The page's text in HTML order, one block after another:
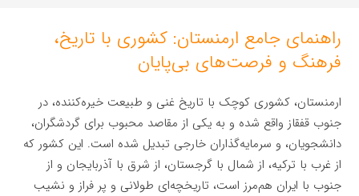
راهنمای جامع ارمنستان: کشوری با تاریخ،
فرهنگ و فرصت‌های بی‌پایان
ارمنستان، کشوری کوچک با تاریخ غنی و طبیعت خیره‌کننده، در
جنوب قفقاز واقع شده و به یکی از مقاصد محبوب برای گردشگران،
دانشجویان، و سرمایه‌گذاران خارجی تبدیل شده است. این کشور که
از غرب با ترکیه، از شمال با گرجستان، از شرق با آذربایجان و از
جنوب با ایران هم‌مرز است، تاریخچه‌ای طولانی و پر فراز و نشیب